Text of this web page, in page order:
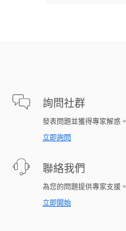
詢問社群
發表問題並獲得專家解惑。
立即詢問
聯絡我們
為您的問題提供專家支援。
立即開始